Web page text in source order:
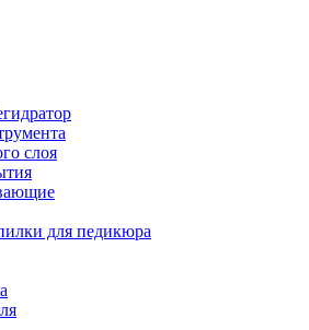
слоя
для педикюра